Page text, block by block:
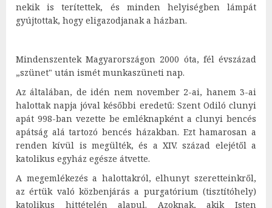
nekik is terítettek, és minden helyiségben lámpát
gyújtottak, hogy eligazodjanak a házban.
Mindenszentek Magyarországon 2000 óta, fél évszázad
„szünet" után ismét munkaszüneti nap.
Az általában, de idén nem november 2-ai, hanem 3-ai
halottak napja jóval későbbi eredetű: Szent Odiló clunyi
apát 998-ban vezette be emléknapként a clunyi bencés
apátság alá tartozó bencés házakban. Ezt hamarosan a
renden kívül is megülték, és a XIV. század elejétől a
katolikus egyház egésze átvette.
A megemlékezés a halottakról, elhunyt szeretteinkről,
az értük való közbenjárás a purgatórium (tisztítóhely)
katolikus hittételén alapul. Azoknak, akik Isten